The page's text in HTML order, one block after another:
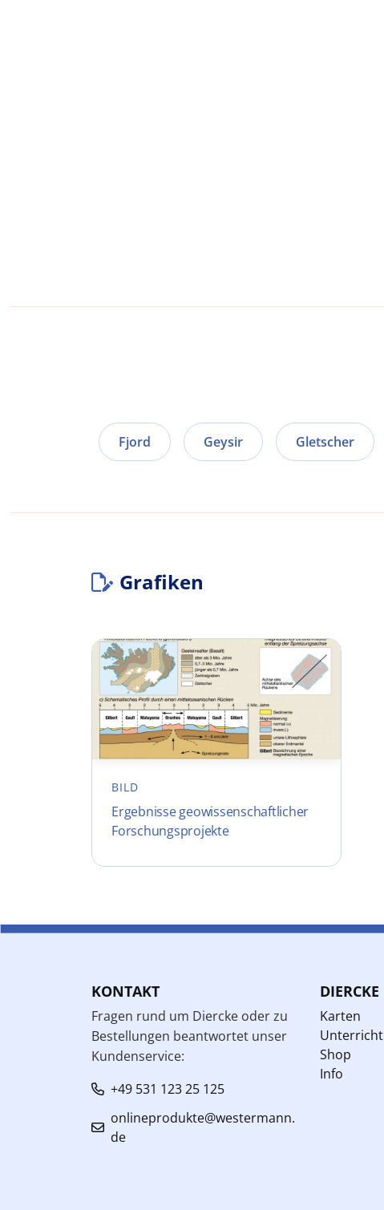
Fjord Geysir Gletscher
Grafiken
BILD
Ergebnisse geowissenschaftlicher
Forschungsprojekte
KONTAKT
Fragen rund um Diercke oder zu
Bestellungen beantwortet unser
Kundenservice:
+49 531 123 25 125
onlineprodukte@westermann.
de
DIERCKE
Karten
Unterricht
Shop
Info